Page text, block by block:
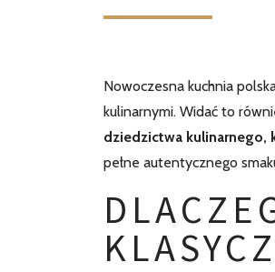
Nowoczesna kuchnia
kulinarnymi. Widać to
dziedzictwa kulinarnego,
pełne autentycznego